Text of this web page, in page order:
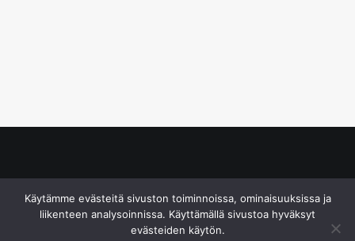
Käytämme evästeitä sivuston toiminnoissa, ominaisuuksissa ja
liikenteen analysoinnissa. Käyttämällä sivustoa hyväksyt
evästeiden käytön.